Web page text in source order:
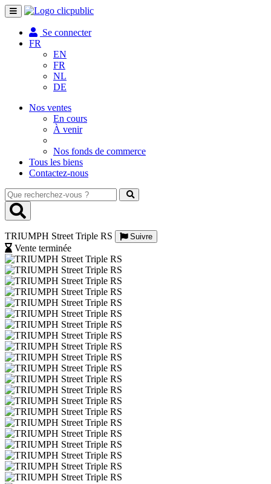
Toggle
navigation
Se connecter
FR
EN
FR
NL
DE
Nos ventes
En cours
À venir
Nos fonds de commerce
Tous les biens
Contactez-nous
Que
recherchez-
vous
TRIUMPH Street Triple RS
Suivre
Vente terminée